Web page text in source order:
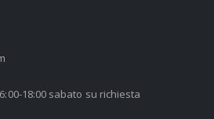
18:00 sabato su richiesta